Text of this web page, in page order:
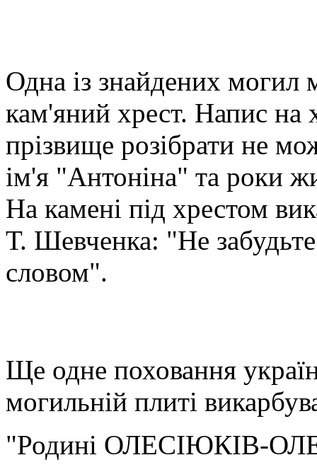
Одна із знайдених могил
кам'яний хрест. Напис на
прізвище розібрати не
ім'я "Антоніна" та роки
На камені під хрестом
Т. Шевченка: "Не
словом".
Ще одне поховання
могильній плиті
"Родині ОЛЕСІЮКІВ-